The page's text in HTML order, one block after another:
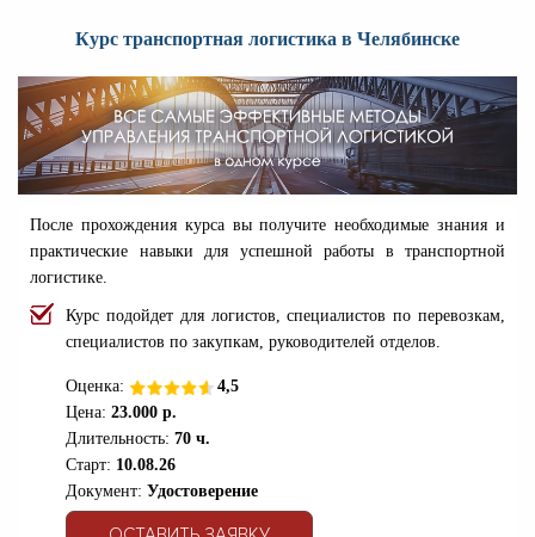
Курс транспортная логистика в Челябинске
После прохождения курса вы получите необходимые знания и
практические навыки для успешной работы в транспортной
логистике.
Курс подойдет для логистов, специалистов по перевозкам,
специалистов по закупкам, руководителей отделов.
Оценка:
4,5
Цена: 23.000 р.
Длительность: 70 ч.
Старт: 10.08.26
Документ: Удостоверение